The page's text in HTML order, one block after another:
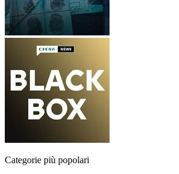
Categorie più popolari